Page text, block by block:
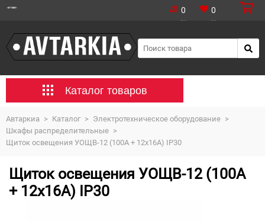
0 0
Каталог товаров
Автаркиа > Каталог > Электротехническое оборудование >
Шкафы распределительные >
Щиток освещения УОЩВ-12 (100А + 12х16А) IP30
Щиток освещения УОЩВ-12 (100А
+ 12х16А) IP30